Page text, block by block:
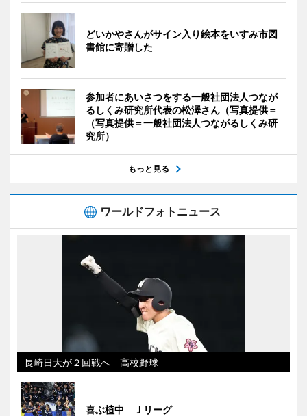
どいかやさんがサイン入り絵本をいすみ市図
書館に寄贈した
参加者にあいさつをする一般社団法人つなが
るしくみ研究所代表の松澤さん（写真提供＝
（写真提供＝一般社団法人つながるしくみ研
究所）
もっと見る
ワールドフォトニュース
長崎日大が２回戦へ 高校野球
喜ぶ植中 Ｊリーグ